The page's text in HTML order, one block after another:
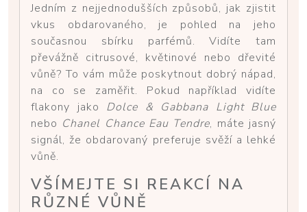
Jedním z nejjednodušších způsobů, jak zjistit
vkus obdarovaného, je pohled na jeho
současnou sbírku parfémů. Vidíte tam
převážně citrusové, květinové nebo dřevité
vůně? To vám může poskytnout dobrý nápad,
na co se zaměřit. Pokud například vidíte
flakony jako Dolce & Gabbana Light Blue
nebo Chanel Chance Eau Tendre, máte jasný
signál, že obdarovaný preferuje svěží a lehké
vůně.
VŠÍMEJTE SI REAKCÍ NA
RŮZNÉ VŮNĚ